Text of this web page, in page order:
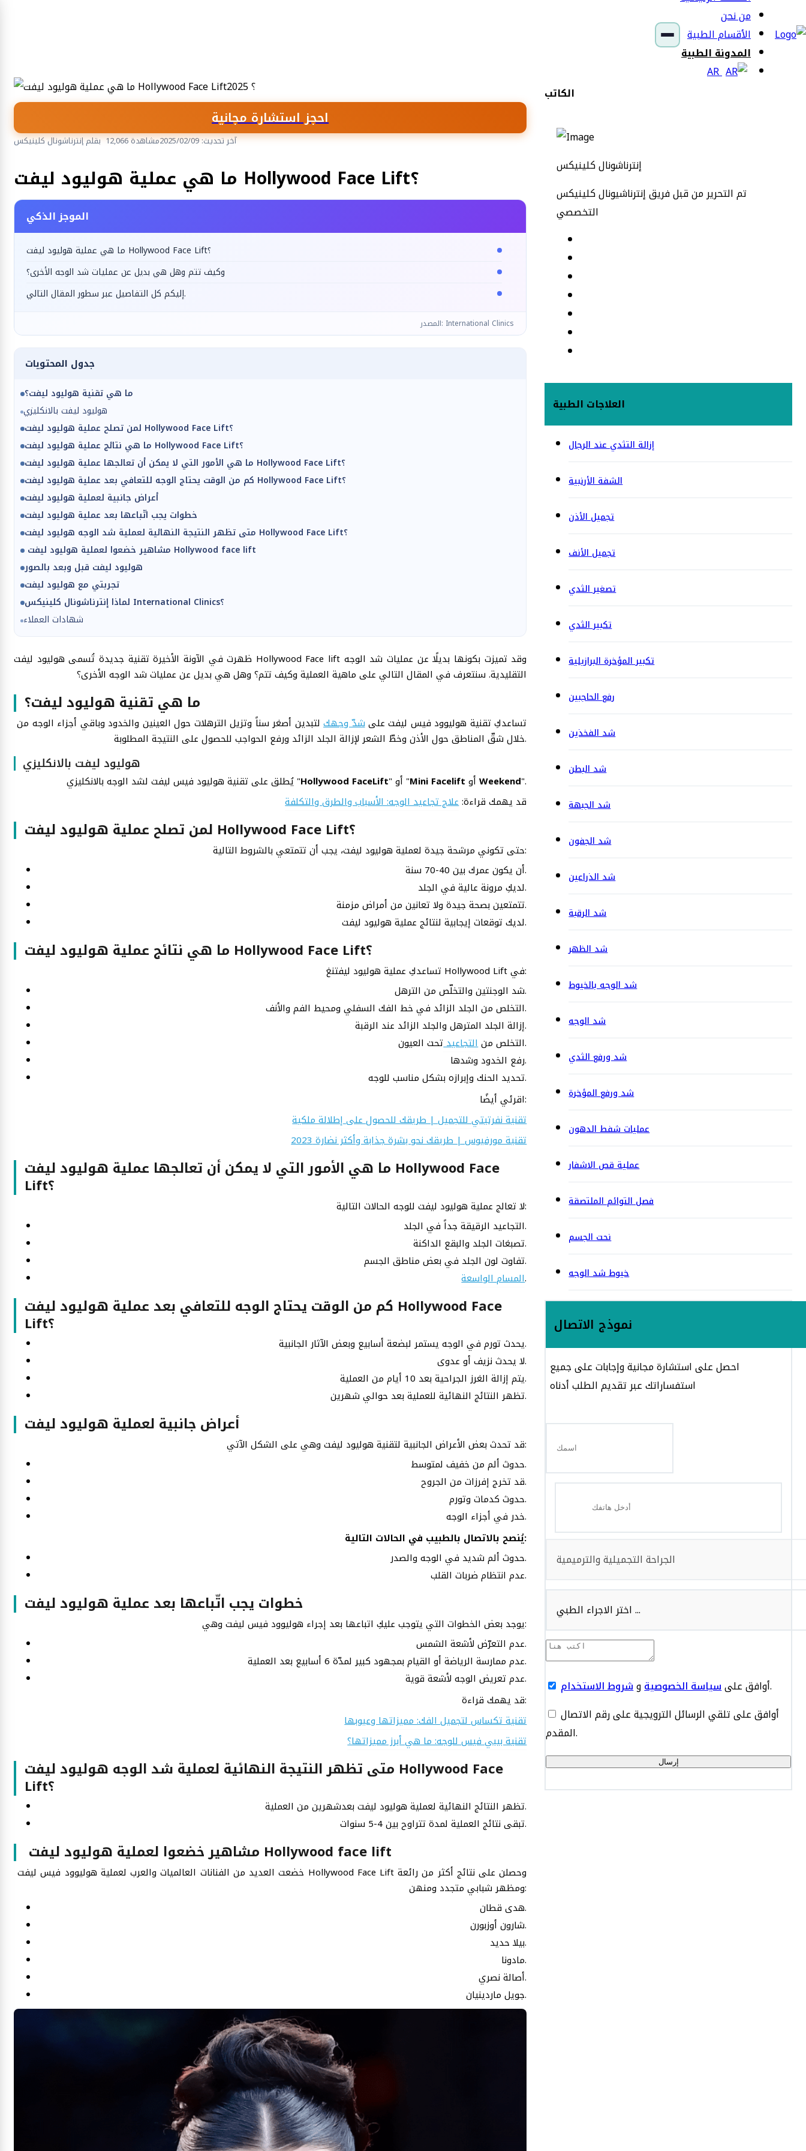
من نحن
الأقسام الطبية
المدونة الطبية
AR
احجز استشارة مجانية
بقلم إنترناشونال كلينيكس 12,066 مشاهدة آخر تحديث: 2025/02/09
ما هي عملية هوليود ليفت Hollywood Face Lift؟
الموجز الذكي
ما هي عملية هوليود ليفت Hollywood Face Lift؟
وكيف تتم وهل هي بديل عن عمليات شد الوجه الأخرى؟
إليكم كل التفاصيل عبر سطور المقال التالي.
المصدر: International Clinics
جدول المحتويات
ما هي تقنية هوليود ليفت؟
هوليود ليفت بالانكليزي
لمن تصلح عملية هوليود ليفت Hollywood Face Lift؟
ما هي نتائج عملية هوليود ليفت Hollywood Face Lift؟
ما هي الأمور التي لا يمكن أن تعالجها عملية هوليود ليفت Hollywood Face Lift؟
كم من الوقت يحتاج الوجه للتعافي بعد عملية هوليود ليفت Hollywood Face Lift؟
أعراض جانبية لعملية هوليود ليفت
خطوات يجب اتّباعها بعد عملية هوليود ليفت
متى تظهر النتيجة النهائية لعملية شد الوجه هوليود ليفت Hollywood Face Lift؟
مشاهير خضعوا لعملية هوليود ليفت Hollywood face lift
هوليود ليفت قبل وبعد بالصور
تجربتي مع هوليود ليفت
لماذا إنترناشونال كلينيكس International Clinics؟
شهادات العملاء
ظهرت في الآونة الأخيرة تقنية جديدة تُسمى هوليود ليفت Hollywood Face lift وقد تميزت بكونها بديلًا عن عمليات شد الوجه
التقليدية. سنتعرف في المقال التالي على ماهية العملية وكيف تتم؟ وهل هي بديل عن عمليات شد الوجه الأخرى؟
ما هي تقنية هوليود ليفت؟
تساعدكِ تقنية هوليوود فيس ليفت علىشدّ وجهكلتبدين أصغر سناً وتزيل الترهلات حول العينين والخدود وباقي أجزاء الوجه من
خلال شقّ المناطق حول الأذن وخطّ الشعر لإزالة الجلد الزائد ورفع الحواجب للحصول على النتيجة المطلوبة.
هوليود ليفت بالانكليزي
يُطلق على تقنية هوليود فيس ليفت لشد الوجه بالانكليزي "Hollywood FaceLift " أو "Mini Facelift أوWeekend".
قد يهمك قراءة:علاج تجاعيد الوجه: الأسباب والطرق والتكلفة
لمن تصلح عملية هوليود ليفت Hollywood Face Lift؟
حتى تكوني مرشحة جيدة لعملية هوليود ليفت، يجب أن تتمتعي بالشروط التالية:
أن يكون عمرك بين 40-70 سنة.
لديكِ مرونة عالية في الجلد.
تتمتعين بصحة جيدة ولا تعانين من أمراض مزمنة.
لديك توقعات إيجابية لنتائج عملية هوليود ليفت.
ما هي نتائج عملية هوليود ليفت Hollywood Face Lift؟
تساعدكِ عملية هوليود ليفتنغ Hollywood Lift في:
شد الوجنتين والتخلّص من الترهل.
التخلص من الجلد الزائد في خط الفك السفلي ومحيط الفم والأنف.
إزالة الجلد المترهل والجلد الزائد عند الرقبة.
التخلص منالتجاعيد
تحت العيون.
رفع الخدود وشدها.
تحديد الحنك وإبرازه بشكل مناسب للوجه.
اقرئي أيضًا:
تقنية نفرتيتي للتجميل | طريقك للحصول على إطلالة ملكية
تقنية مورفيوس | طريقك نحو بشرة جذابة وأكثر نضارة 2023
ما هي الأمور التي لا يمكن أن تعالجها عملية هوليود ليفت Hollywood Face
Lift؟
لا تعالج عملية هوليود ليفت للوجه الحالات التالية:
التجاعيد الرقيقة جداً في الجلد.
تصبغات الجلد والبقع الداكنة.
تفاوت لون الجلد في بعض مناطق الجسم.
المسام الواسعة.
كم من الوقت يحتاج الوجه للتعافي بعد عملية هوليود ليفت Hollywood Face
Lift؟
يحدث تورم في الوجه يستمر لبضعة أسابيع وبعض الآثار الجانبية.
لا يحدث نزيف أو عدوى.
يتم إزالة الغرز الجراحية بعد 10 أيام من العملية.
تظهر النتائج النهائية للعملية بعد حوالي شهرين.
أعراض جانبية لعملية هوليود ليفت
قد تحدث بعض الأعراض الجانبية لتقنية هوليود ليفت وهي على الشكل الآتي:
حدوث ألم من خفيف لمتوسط.
قد تخرج إفرزات من الجروح.
حدوث كدمات وتورم.
خدر في أجزاء الوجه.
يُنصح بالاتصال بالطبيب في الحالات التالية:
حدوث ألم شديد في الوجه والصدر.
عدم انتظام ضربات القلب.
خطوات يجب اتّباعها بعد عملية هوليود ليفت
يوجد بعض الخطوات التي يتوجب عليكِ اتباعها بعد إجراء هوليوود فيس ليفت وهي:
عدم التعرّض لأشعة الشمس.
عدم ممارسة الرياضة أو القيام بمجهود كبير لمدّة 6 أسابيع بعد العملية.
عدم تعريض الوجه لأشعة قوية.
قد يهمك قراءة:
تقنية تكساس لتجميل الفك: مميزاتها وعيوبها
تقنية بيبي فيس للوجه: ما هي أبرز مميزاتها؟
متى تظهر النتيجة النهائية لعملية شد الوجه هوليود ليفت Hollywood Face
Lift؟
تظهر النتائج النهائية لعملية هوليود ليفت بعدشهرين من العملية.
تبقى نتائج العملية لمدة تتراوح بين 4-5 سنوات.
مشاهير خضعوا لعملية هوليود ليفت Hollywood face lift
خضعت العديد من الفنانات العالميات والعرب لعملية هوليوود فيس ليفت Hollywood Face Lift وحصلن على نتائج أكثر من رائعة
ومظهر شبابي متجدد ومنهن:
هدى قطان.
شارون أوزبورن.
بيلا حديد.
مادونا.
أصالة نصري.
جويل ماردينيان.
الكاتب
إنترناشونال كلينيكس
تم التحرير من قبل فريق إنترناشيونال كلينيكس
التخصصي
العلاجات الطبية
إزالة التثدي عند الرجال
الشفة الأرنبية
تجميل الأذن
تجميل الأنف
تصغير الثدي
تكبير الثدي
تكبير المؤخرة البرازيلية
رفع الحاجبين
شد الفخذين
شد البطن
شد الجبهة
شد الجفون
شد الذراعين
شد الرقبة
شد الظهر
شد الوجه بالخيوط
شد الوجه
شد ورفع الثدي
شد ورفع المؤخرة
عمليات شفط الدهون
عملية قص الاشفار
فصل التوائم الملتصقة
نحت الجسم
خيوط شد الوجه
نموذج الاتصال
احصل على استشارة مجانية وإجابات على جميع
استفساراتك عبر تقديم الطلب أدناه
الجراحة التجميلية والترميمية
اختر الاجراء الطبي ...
أوافق علىسياسة الخصوصيةوشروط الاستخدام
.
أوافق على تلقي الرسائل الترويجية على رقم الاتصال
المقدم.
إرسال